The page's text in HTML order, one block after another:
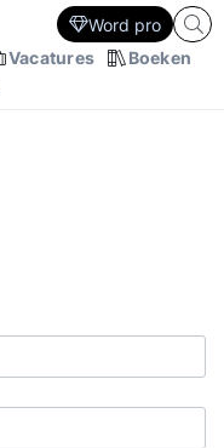
Vacatures
Boeken
Word pro